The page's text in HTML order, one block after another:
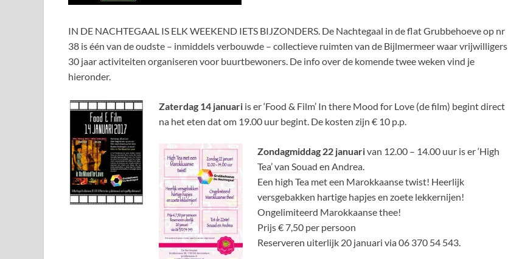
IN DE NACHTEGAAL IS ELK WEEKEND IETS BIJZONDERS. De Nachtegaal in de flat Grubbehoeve op nr
38 is één van de oudste – inmiddels verbouwde – collectieve ruimten van de Bijlmermeer waar vrijwilligers
30 jaar activiteiten organiseren voor buurtbewoners. De info over de komende twee weken vind je
hieronder.
Zaterdag 14 januari is er ‘Food & Film’ In there Mood for Love (de film) begint direct
na het eten dat om 19.00 uur begint. De kosten zijn € 10 p.p.
Zondagmiddag 22 januarivan 12.00 – 14.00 uur is er ‘High
Tea’ van Souad en Andrea.
Een high Tea met een Marokkaanse twist! Heerlijk
versgebakken hartige hapjes en zoete lekkernijen!
Ongelimiteerd Marokkaanse thee!
Prijs € 7,50 per persoon
Reserveren uiterlijk 20 januari via 06 370 54 543.